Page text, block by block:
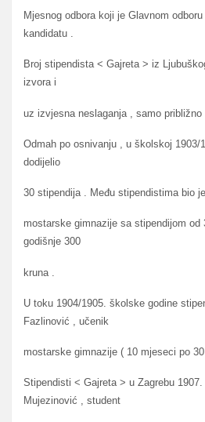
Mjesnog odbora koji je Glavnom
kandidatu .
Broj stipendista < Gajreta > iz
izvora i
uz izvjesna neslaganja , samo približno
Odmah po osnivanju , u školskoj 1903/
dodijelio
30 stipendija . Među stipendistima bio
mostarske gimnazije sa stipendijom od
godišnje 300
kruna .
U toku 1904/1905. školske godine
Fazlinović , učenik
mostarske gimnazije ( 10 mjeseci po
Stipendisti < Gajreta > u Zagrebu
Mujezinović , student